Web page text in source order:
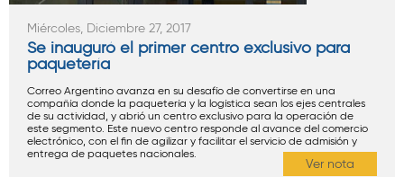
Miércoles, Diciembre 27, 2017
Se inauguró el primer centro exclusivo para
paquetería
Correo Argentino avanza en su desafío de convertirse en una
compañía donde la paquetería y la logística sean los ejes centrales
de su actividad, y abrió un centro exclusivo para la operación de
este segmento. Este nuevo centro responde al avance del comercio
electrónico, con el fin de agilizar y facilitar el servicio de admisión y
entrega de paquetes nacionales.
Ver nota